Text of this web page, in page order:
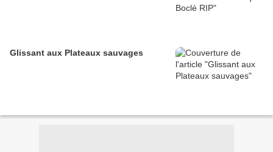
Glissant aux Plateaux sauvages